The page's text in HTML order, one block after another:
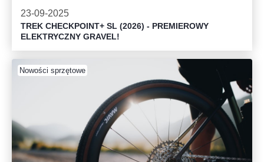
23-09-2025
TREK CHECKPOINT+ SL (2026) - PREMIEROWY
ELEKTRYCZNY GRAVEL!
Nowości sprzętowe